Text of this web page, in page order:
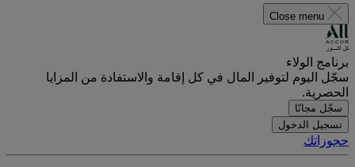
Close menu
برنامج الولاء
سجّل اليوم لتوفير المال في كل إقامة والاستفادة من المزايا
الحصرية.
سجّل مجانًا
تسجيل الدخول
حجوزاتك